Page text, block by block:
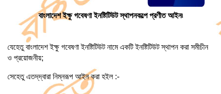
বাংলাদেশ ইক্ষু গবেষণা ইনষ্টিটিউট স্থাপনকল্পে প্রণীত আইন৷
যেহেতু বাংলাদেশ ইক্ষু গবেষণা ইনষ্টিটিউট নামে একটি ইনষ্টিটিউট স্থাপন করা সমীচীন
ও প্রয়োজনীয়;
সেহেতু এতদ্‌দ্বারা নিম্নরূপ আইন করা হইল :-